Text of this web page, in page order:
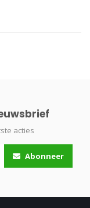
acties
Abonneer